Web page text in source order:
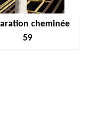
cheminée
59